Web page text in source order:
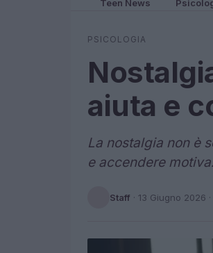
Teen News
PSICOLOGIA
aiuta e
La nostalgia non è
e accendere
Staff · 13 Giugno 2026